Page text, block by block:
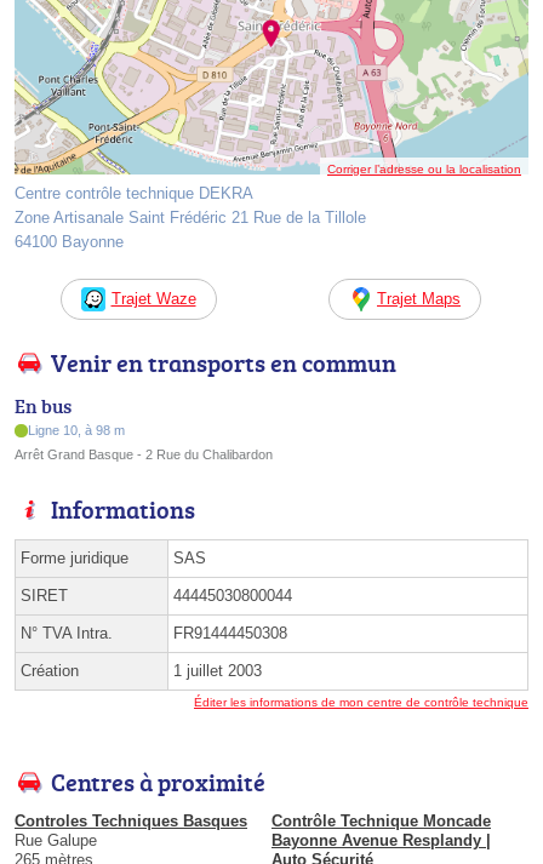
Corriger l’adresse ou la localisation
Centre contrôle technique DEKRA
Zone Artisanale Saint Frédéric 21 Rue de la Tillole
64100 Bayonne
Trajet Waze Trajet Maps
Venir en transports en commun
En bus
Ligne 10, à 98 m
Arrêt Grand Basque - 2 Rue du Chalibardon
Informations
Forme juridique SAS
SIRET 44445030800044
N° TVA Intra. FR91444450308
Création 1 juillet 2003
Éditer les informations de mon centre de contrôle technique
Centres à proximité
Controles Techniques Basques
Rue Galupe
265 mètres
Contrôle Technique Moncade
Bayonne Avenue Resplandy |
Auto Sécurité